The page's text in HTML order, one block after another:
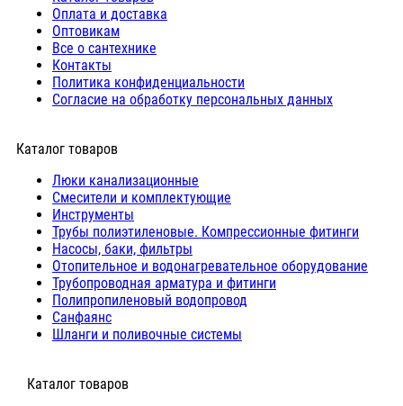
Оплата и доставка
Оптовикам
Все о сантехнике
Контакты
Политика конфиденциальности
Согласие на обработку персональных данных
Каталог товаров
Люки канализационные
Cмесители и комплектующие
Инструменты
Трубы полиэтиленовые. Компрессионные фитинги
Насосы, баки, фильтры
Отопительное и водонагревательное оборудование
Трубопроводная арматура и фитинги
Полипропиленовый водопровод
Санфаянс
Шланги и поливочные системы
⠀Каталог товаров